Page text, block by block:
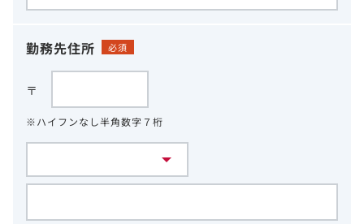
勤務先住所 必須
〒
※ハイフンなし半角数字７桁